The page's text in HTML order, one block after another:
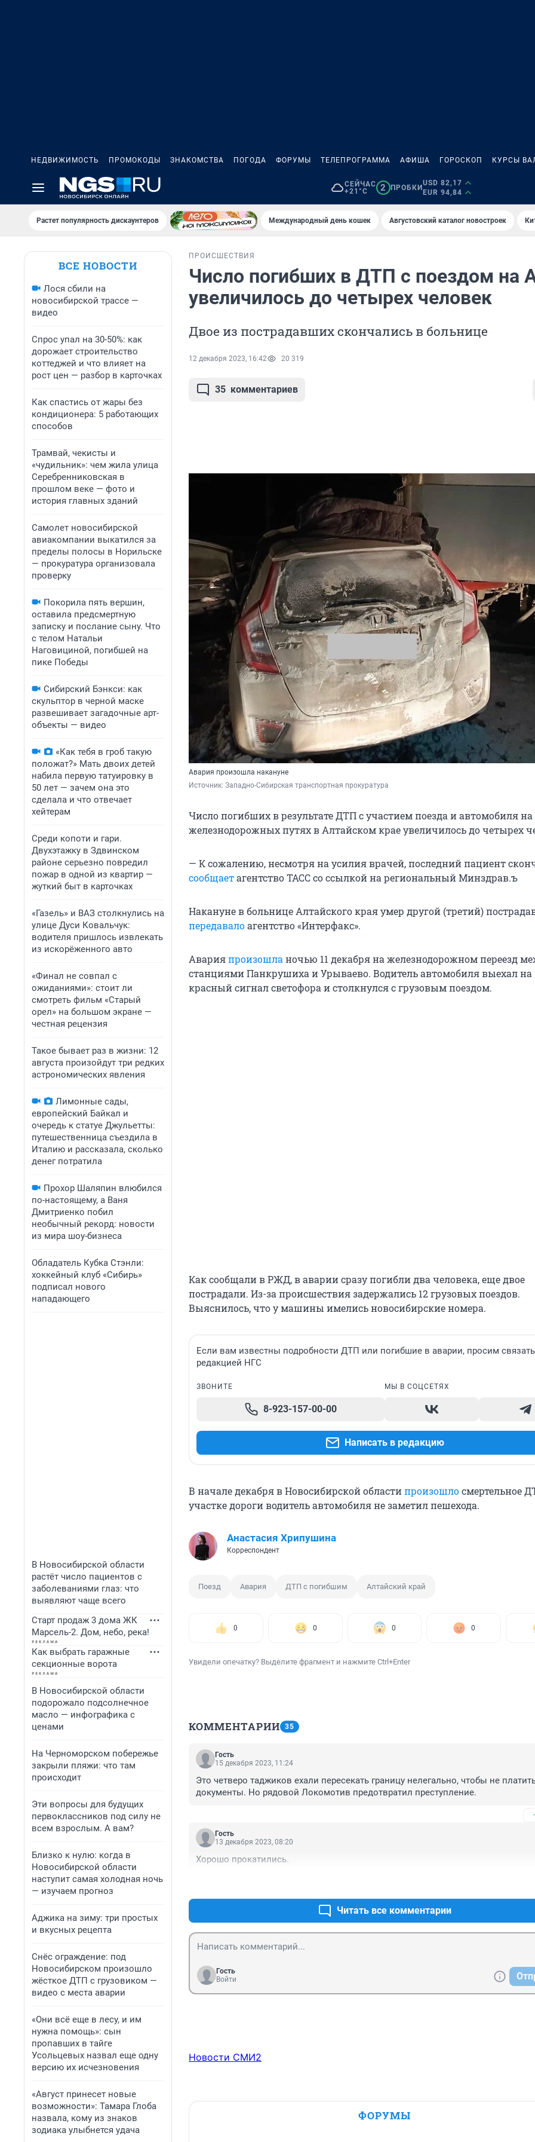
НЕДВИЖИМОСТЬ ПРОМОКОДЫ ЗНАКОМСТВА ПОГОДА ФОРУМЫ ТЕЛЕПРОГРАММА АФИША ГОРОСКОП КУРСЫ
СЕЙЧАС
+21°C
2 ПРОБКИ
USD 82,17
EUR 94,84
Растет популярность дискаунтеров Международный день кошек Августовский каталог новостроек
ВСЕ НОВОСТИ
Лося сбили на
новосибирской трассе —
видео
Спрос упал на 30-50%: как
дорожает строительство
коттеджей и что влияет на
рост цен — разбор в карточках
Как спастись от жары без
кондиционера: 5 работающих
способов
Трамвай, чекисты и
«чудильник»: чем жила улица
Серебренниковская в
прошлом веке — фото и
история главных зданий
Самолет новосибирской
авиакомпании выкатился за
пределы полосы в Норильске
— прокуратура организовала
проверку
Покорила пять вершин,
оставила предсмертную
записку и послание сыну. Что
с телом Натальи
Наговициной, погибшей на
пике Победы
Сибирский Бэнкси: как
скульптор в черной маске
развешивает загадочные арт-
объекты — видео
«Как тебя в гроб такую
положат?» Мать двоих детей
набила первую татуировку в
50 лет — зачем она это
сделала и что отвечает
хейтерам
Среди копоти и гари.
Двухэтажку в Здвинском
районе серьезно повредил
пожар в одной из квартир —
жуткий быт в карточках
«Газель» и ВАЗ столкнулись на
улице Дуси Ковальчук:
водителя пришлось извлекать
из искорёженного авто
«Финал не совпал с
ожиданиями»: стоит ли
смотреть фильм «Старый
орел» на большом экране —
честная рецензия
Такое бывает раз в жизни: 12
августа произойдут три редких
астрономических явления
Лимонные сады,
европейский Байкал и
очередь к статуе Джульетты:
путешественница съездила в
Италию и рассказала, сколько
денег потратила
Прохор Шаляпин влюбился
по-настоящему, а Ваня
Дмитриенко побил
необычный рекорд: новости
из мира шоу-бизнеса
Обладатель Кубка Стэнли:
хоккейный клуб «Сибирь»
подписал нового
нападающего
В Новосибирской области
растёт число пациентов с
заболеваниями глаз: что
выявляют чаще всего
Старт продаж 3 дома ЖК
Марсель-2. Дом, небо, река!
Как выбрать гаражные
секционные ворота
В Новосибирской области
подорожало подсолнечное
масло — инфографика с
ценами
На Черноморском побережье
закрыли пляжи: что там
происходит
Эти вопросы для будущих
первоклассников под силу не
всем взрослым. А вам?
Близко к нулю: когда в
Новосибирской области
наступит самая холодная ночь
— изучаем прогноз
Аджика на зиму: три простых
и вкусных рецепта
Снёс ограждение: под
Новосибирском произошло
жёсткое ДТП с грузовиком —
видео с места аварии
«Они всё еще в лесу, и им
нужна помощь»: сын
пропавших в тайге
Усольцевых назвал еще одну
версию их исчезновения
«Август принесет новые
возможности»: Тамара Глоба
назвала, кому из знаков
зодиака улыбнется удача
ПРОИСШЕСТВИЯ
Число погибших в ДТП с поездом на
увеличилось до четырех человек
Двое из пострадавших скончались в больнице
12 декабря 2023, 16:42 20 319
35 комментариев
Авария произошла накануне
Источник: Западно-Сибирская транспортная прокуратура
Число погибших в результате ДТП с участием поезда и автомобиля на
железнодорожных путях в Алтайском крае увеличилось до четырех
— К сожалению, несмотря на усилия врачей, последний пациент
сообщаетагентство ТАСС со ссылкой на региональный Минздрав.ъ
Накануне в больнице Алтайского края умер другой (третий)
передавалоагентство «Интерфакс».
Аварияпроизошла ночью 11 декабря на железнодорожном переезд
станциями Панкрушиха и Урываево. Водитель автомобиля выехал на
красный сигнал светофора и столкнулся с грузовым поездом.
Как сообщали в РЖД, в аварии сразу погибли два человека, еще двое
пострадали. Из-за происшествия задержались 12 грузовых поездов.
Выяснилось, что у машины имелись новосибирские номера.
Если вам известны подробности ДТП или погибшие в аварии, просим
редакцией НГС
ЗВОНИТЕ
8-923-157-00-00
МЫ В СОЦСЕТЯХ
Написать в редакцию
В начале декабря в Новосибирской областипроизошлосмертельное
участке дороги водитель автомобиля не заметил пешехода.
Анастасия Хрипушина
Корреспондент
Поезд Авария ДТП с погибшим Алтайский край
0 0 0 0
Увидели опечатку? Выделите фрагмент и нажмите Ctrl+Enter
КОММЕНТАРИИ 35
Гость
15 декабря 2023, 11:24
Это четверо таджиков ехали пересекать границу нелегально, чтобы не
документы. Но рядовой Локомотив предотвратил преступление.
Гость
13 декабря 2023, 08:20
Хорошо прокатились.
Читать все комментарии
Гость
Войти
Новости СМИ2
ФОРУМЫ